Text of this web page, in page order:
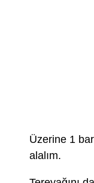
Üzerine 1
alalım.